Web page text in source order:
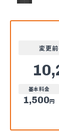
変更
基本料金
1,500円